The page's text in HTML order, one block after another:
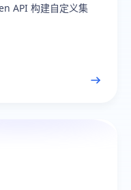
API 构建自定义集